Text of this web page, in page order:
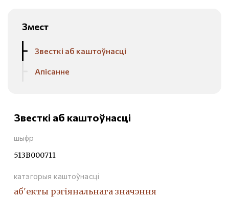
Змест
Звесткі аб каштоўнасці
Апісанне
Звесткі аб каштоўнасці
шыфр
513В000711
катэгорыя каштоўнасці
аб'екты рэгіянальнага значэння